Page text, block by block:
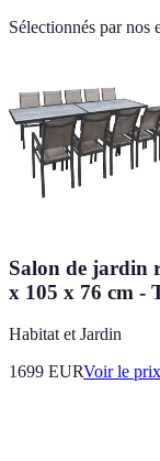
Sélectionnés par nos
Salon de jardin
x 105 x 76 cm -
Habitat et Jardin
1699 EURVoir le prix